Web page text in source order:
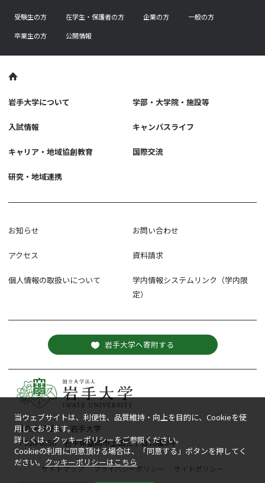
受験生の方 在学生・保護者の方 企業の方
一般の方
卒業生の方
公開情報
国立大学法人 岩手大学
〒020-8550 岩手県盛岡市上田三丁目18番8号
サイトマップ プライバシーポリシー サイトポリシー
岩手大学について 学部・大学院・施設等
入試情報 キャンパスライフ
キャリア・地域協創教育 国際交流
研究・地域連携
お知らせ お問い合わせ
アクセス 資料請求
個人情報の取扱いについて
学内情報システムリンク（学内限
定）
岩手大学へ寄附する
当ウェブサイトは、利便性、品質維持・向上を目的に、Cookieを使
用しております。
詳しくは、クッキーポリシーをご参照ください。
Cookieの利用に同意頂ける場合は、「同意する」ボタンを押してく
ださい。 クッキーポリシーはこちら